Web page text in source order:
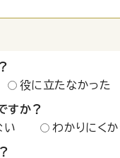
役に立たなかった
すか？
い わかりにくか